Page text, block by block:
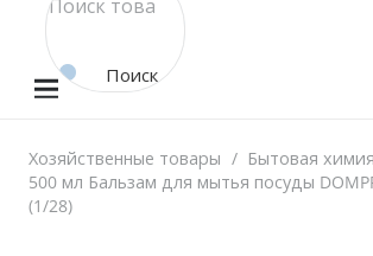
Поиск
Хозяйственные товары / Бытовая химия
500 мл Бальзам для мытья посуды
(1/28)